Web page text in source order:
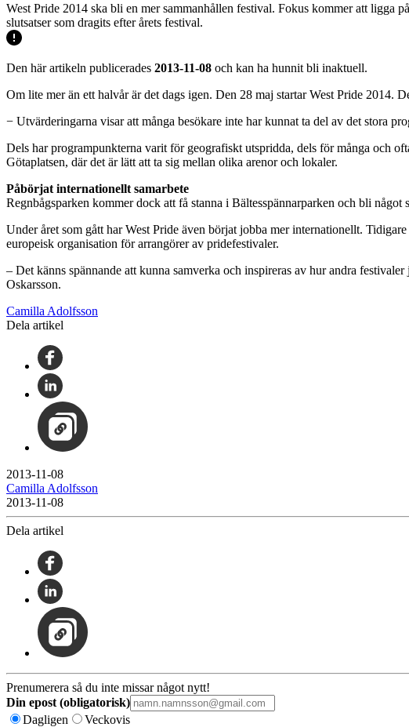
West Pride 2014 ska bli en mer sammanhållen festival. Fokus kommer att ligga
slutsatser som dragits efter årets festival.
Den här artikeln publicerades 2013-11-08 och kan ha hunnit bli inaktuell.
Om lite mer än ett halvår är det dags igen. Den 28 maj startar West Pride 2014.
− Utvärderingarna visar att många besökare inte har kunnat ta del av det stora
Dels har programpunkterna varit för geografiskt utspridda, dels för många och
Götaplatsen, där det är lätt att ta sig mellan olika arenor och lokaler.
Påbörjat internationellt samarbete
Regnbågsparken kommer dock att få stanna i Bältesspännarparken och bli
Under året som gått har West Pride även börjat jobba mer internationellt.
europeisk organisation för arrangörer av pridefestivaler.
– Det känns spännande att kunna samverka och inspireras av hur andra
Oskarsson.
Camilla Adolfsson
Dela artikel
2013-11-08
Camilla Adolfsson
2013-11-08
Dela artikel
Prenumerera så du inte missar något nytt!
Din epost (obligatorisk)
Dagligen
Veckovis